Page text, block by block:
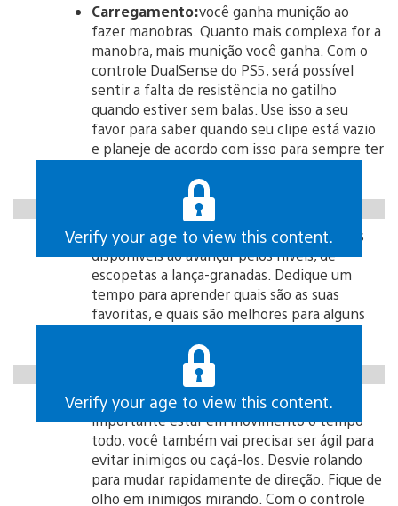
Carregamento:você ganha munição ao
fazer manobras. Quanto mais complexa for a
manobra, mais munição você ganha. Com o
controle DualSense do PS5, será possível
sentir a falta de resistência no gatilho
quando estiver sem balas. Use isso a seu
favor para saber quando seu clipe está vazio
e planeje de acordo com isso para sempre ter
https://gfycat.com/exemplaryneighboringibadanmalimbe
Verify your age to view this content.
Armas:você terá uma variedade de armas
disponíveis ao avançar pelos níveis, de
escopetas a lança-granadas. Dedique um
tempo para aprender quais são as suas
favoritas, e quais são melhores para alguns
https://gfycat.com/silentbestkissingbug
Verify your age to view this content.
Esquivando-se com estilo:apesar de ser
importante estar em movimento o tempo
todo, você também vai precisar ser ágil para
evitar inimigos ou caçá-los. Desvie rolando
para mudar rapidamente de direção. Fique de
olho em inimigos mirando. Com o controle